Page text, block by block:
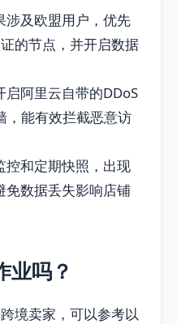
涉及欧盟用户，优先
的节点，并开启数据
启阿里云自带的DDoS
，能有效拦截恶意访
控和定期快照，出现
免数据丢失影响店铺
业吗？
境卖家，可以参考以